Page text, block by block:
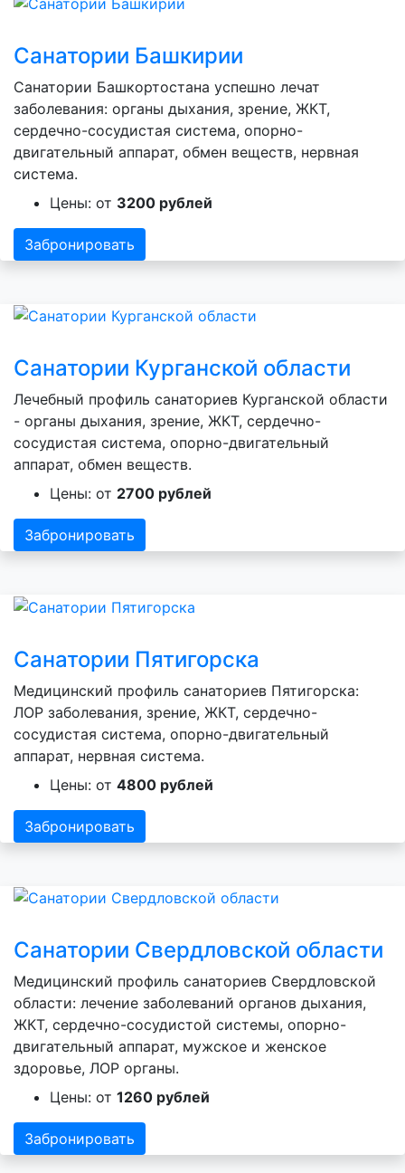
Санатории Башкирии
Санатории Башкортостана успешно лечат
заболевания: органы дыхания, зрение, ЖКТ,
сердечно-сосудистая система, опорно-
двигательный аппарат, обмен веществ, нервная
система.
Цены: от 3200 рублей
Забронировать
Санатории Курганской области
Лечебный профиль санаториев Курганской области
- органы дыхания, зрение, ЖКТ, сердечно-
сосудистая система, опорно-двигательный
аппарат, обмен веществ.
Цены: от 2700 рублей
Забронировать
Санатории Пятигорска
Медицинский профиль санаториев Пятигорска:
ЛОР заболевания, зрение, ЖКТ, сердечно-
сосудистая система, опорно-двигательный
аппарат, нервная система.
Цены: от 4800 рублей
Забронировать
Санатории Свердловской области
Медицинский профиль санаториев Свердловской
области: лечение заболеваний органов дыхания,
ЖКТ, сердечно-сосудистой системы, опорно-
двигательный аппарат, мужское и женское
здоровье, ЛОР органы.
Цены: от 1260 рублей
Забронировать